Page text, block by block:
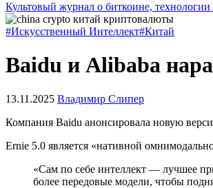
Культовый журнал о биткоине,
#Искусственный Интеллект#Китай
Baidu и Alibaba
13.11.2025 Владимир Слипер
Компания Baidu анонсировала новую
Ernie 5.0 является «нативной
«Сам по себе интеллект — лучшее
более передовые модели, чтобы